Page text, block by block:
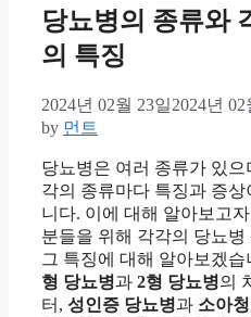
당뇨병의 종류와
의 특징
2024년 02월 23일2024년 02
by 먼트
당뇨병은 여러 종류가 있으
각의 종류마다 특징과 증상
니다. 이에 대해 알아보고
분들을 위해 각각의 당뇨병
그 특징에 대해 알아보겠습
형 당뇨병과 2형 당뇨병의
터, 성인증 당뇨병과 소아